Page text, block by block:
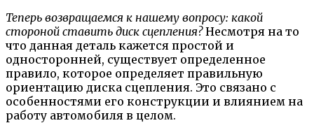
Теперь возвращаемся к нашему вопросу: какой
стороной ставить диск сцепления?Несмотря на то
что данная деталь кажется простой и
односторонней, существует определенное
правило, которое определяет правильную
ориентацию диска сцепления. Это связано с
особенностями его конструкции и влиянием на
работу автомобиля в целом.